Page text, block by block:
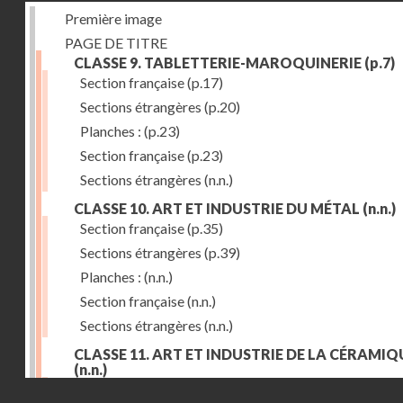
Première image
PAGE DE TITRE
CLASSE 9. TABLETTERIE-MAROQUINERIE (p.7)
Section française(p.17)
Sections étrangères (p.20)
Planches : (p.23)
Section française(p.23)
Sections étrangères (n.n.)
CLASSE 10. ART ET INDUSTRIE DU MÉTAL (n.n.)
Section française(p.35)
Sections étrangères (p.39)
Planches : (n.n.)
Section française(n.n.)
Sections étrangères (n.n.)
CLASSE 11. ART ET INDUSTRIE DE LA
(n.n.)